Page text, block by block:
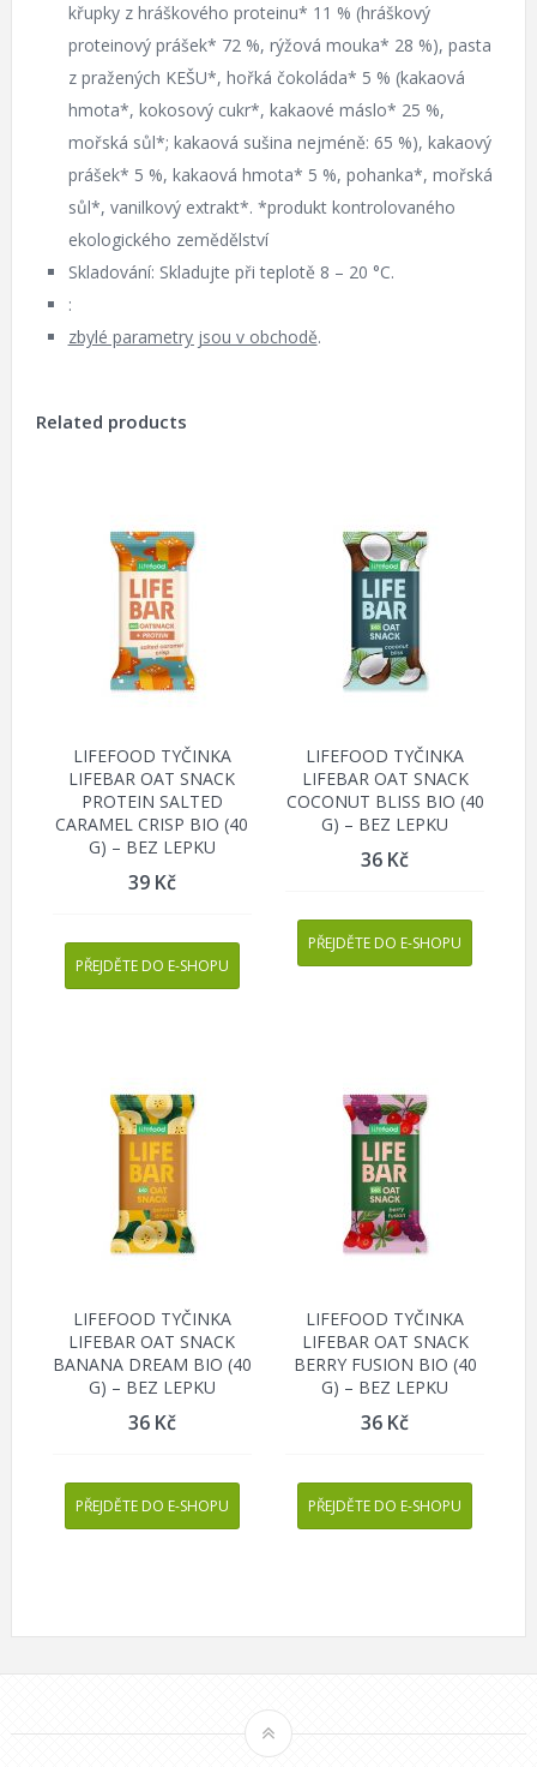
křupky z hráškového proteinu* 11 % (hráškový
proteinový prášek* 72 %, rýžová mouka* 28 %), pasta
z pražených KEŠU*, hořká čokoláda* 5 % (kakaová
hmota*, kokosový cukr*, kakaové máslo* 25 %,
mořská sůl*; kakaová sušina nejméně: 65 %), kakaový
prášek* 5 %, kakaová hmota* 5 %, pohanka*, mořská
sůl*, vanilkový extrakt*. *produkt kontrolovaného
ekologického zemědělství
Skladování: Skladujte při teplotě 8 – 20 °C.
:
zbylé parametry jsou v obchodě.
Related products
LIFEFOOD TYČINKA
LIFEBAR OAT SNACK
PROTEIN SALTED
CARAMEL CRISP BIO (40
G) – BEZ LEPKU
39 Kč
PŘEJDĚTE DO E-SHOPU
LIFEFOOD TYČINKA
LIFEBAR OAT SNACK
COCONUT BLISS BIO (40
G) – BEZ LEPKU
36 Kč
PŘEJDĚTE DO E-SHOPU
LIFEFOOD TYČINKA
LIFEBAR OAT SNACK
BANANA DREAM BIO (40
G) – BEZ LEPKU
36 Kč
PŘEJDĚTE DO E-SHOPU
LIFEFOOD TYČINKA
LIFEBAR OAT SNACK
BERRY FUSION BIO (40
G) – BEZ LEPKU
36 Kč
PŘEJDĚTE DO E-SHOPU